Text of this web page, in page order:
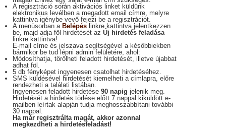
A regisztráció során aktivációs linket küldünk
elektronikus levélben a megadott email címre, melyre
kattintva igénybe vevő fejezi be a regisztrációt.
A menüsorban a Belépés linkre kattintva jelentkezzen
be, majd adja föl hirdetését az Új hirdetés feladása
linkre kattintva!
E-mail címe és jelszava segítségével a későbbiekben
bármikor be tud lépni admin felületére, ahol:
Módosíthatja, törölheti feladott hirdetését, illetve újabbat
adhat föl.
5 db fényképet ingyenesen csatolhat hirdetéséhez.
SMS küldésével hirdetését kiemelheti a címlapra, előre
rendezheti a találati listában.
Ingyenesen feladott hirdetése 90 napig jelenik meg.
Hirdetését a hirdetés törlése előtt 7 nappal kiküldött e-
mailben leírtak alapján tudja meghosszabbítani további
30 nappal.
Ha már regisztrálta magát, akkor azonnal
megkezdheti a hirdetésfeladást!